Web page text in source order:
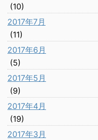
(10)
2017年7月
(11)
2017年6月
(5)
2017年5月
(9)
2017年4月
(19)
2017年3月